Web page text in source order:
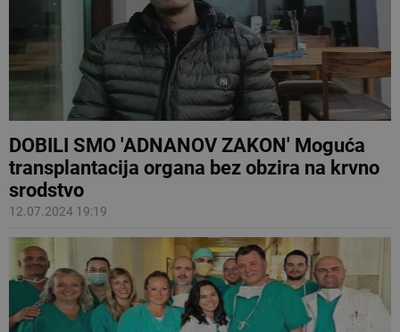
DOBILI SMO 'ADNANOV ZAKON' Moguća
transplantacija organa bez obzira na krvno
srodstvo
12.07.2024 19:19